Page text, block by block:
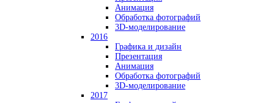
Анимация
Обработка фотографий
3D-моделирование
2016
Графика и дизайн
Презентация
Анимация
Обработка фотографий
3D-моделирование
2017